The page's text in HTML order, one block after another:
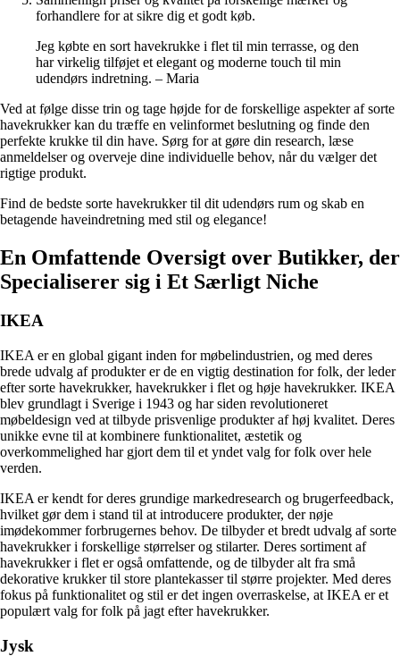
forhandlere for at sikre dig et godt køb.
Jeg købte en sort havekrukke i flet til min terrasse, og den
har virkelig tilføjet et elegant og moderne touch til min
udendørs indretning. – Maria
Ved at følge disse trin og tage højde for de forskellige aspekter af sorte
havekrukker kan du træffe en velinformet beslutning og finde den
perfekte krukke til din have. Sørg for at gøre din research, læse
anmeldelser og overveje dine individuelle behov, når du vælger det
rigtige produkt.
Find de bedste sorte havekrukker til dit udendørs rum og skab en
betagende haveindretning med stil og elegance!
En Omfattende Oversigt over Butikker, der
Specialiserer sig i Et Særligt Niche
IKEA
IKEA er en global gigant inden for møbelindustrien, og med deres
brede udvalg af produkter er de en vigtig destination for folk, der leder
efter sorte havekrukker, havekrukker i flet og høje havekrukker. IKEA
blev grundlagt i Sverige i 1943 og har siden revolutioneret
møbeldesign ved at tilbyde prisvenlige produkter af høj kvalitet. Deres
unikke evne til at kombinere funktionalitet, æstetik og
overkommelighed har gjort dem til et yndet valg for folk over hele
verden.
IKEA er kendt for deres grundige markedresearch og brugerfeedback,
hvilket gør dem i stand til at introducere produkter, der nøje
imødekommer forbrugernes behov. De tilbyder et bredt udvalg af sorte
havekrukker i forskellige størrelser og stilarter. Deres sortiment af
havekrukker i flet er også omfattende, og de tilbyder alt fra små
dekorative krukker til store plantekasser til større projekter. Med deres
fokus på funktionalitet og stil er det ingen overraskelse, at IKEA er et
populært valg for folk på jagt efter havekrukker.
Jysk